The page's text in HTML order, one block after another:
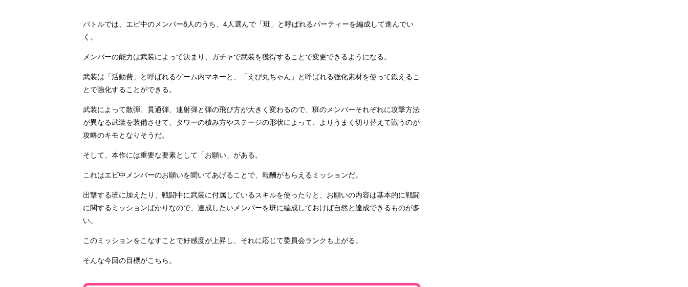
バトルでは、エビ中のメンバー8人のうち、4人選んで「班」と呼ばれるパーティーを編成して進んでい
く。
メンバーの能力は武装によって決まり、ガチャで武装を獲得することで変更できるようになる。
武装は「活動費」と呼ばれるゲーム内マネーと、「えび丸ちゃん」と呼ばれる強化素材を使って鍛えるこ
とで強化することができる。
武装によって散弾、貫通弾、連射弾と弾の飛び方が大きく変わるので、班のメンバーそれぞれに攻撃方法
が異なる武装を装備させて、タワーの積み方やステージの形状によって、よりうまく切り替えて戦うのが
攻略のキモとなりそうだ。
そして、本作には重要な要素として「お願い」がある。
これはエビ中メンバーのお願いを聞いてあげることで、報酬がもらえるミッションだ。
出撃する班に加えたり、戦闘中に武装に付属しているスキルを使ったりと、お願いの内容は基本的に戦闘
に関するミッションばかりなので、達成したいメンバーを班に編成しておけば自然と達成できるものが多
い。
このミッションをこなすことで好感度が上昇し、それに応じて委員会ランクも上がる。
そんな今回の目標がこちら。